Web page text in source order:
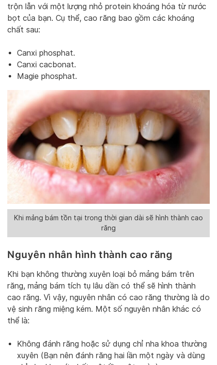
trộn lẫn với một lượng nhỏ protein khoáng hóa từ nước
bọt của bạn. Cụ thể, cao răng bao gồm các khoáng
chất sau:
Canxi phosphat.
Canxi cacbonat.
Magie phosphat.
Khi mảng bám tồn tại trong thời gian dài sẽ hình thành cao
răng
Nguyên nhân hình thành cao răng
Khi bạn không thường xuyên loại bỏ mảng bám trên
răng, mảng bám tích tụ lâu dần có thể sẽ hình thành
cao răng. Vì vậy, nguyên nhân có cao răng thường là do
vệ sinh răng miệng kém. Một số nguyên nhân khác có
thể là:
Không đánh răng hoặc sử dụng chỉ nha khoa thường
xuyên (Bạn nên đánh răng hai lần một ngày và dùng